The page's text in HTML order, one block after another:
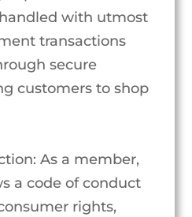
with utmost
transactions
secure
customers to shop
As a member,
a code of conduct
rights,